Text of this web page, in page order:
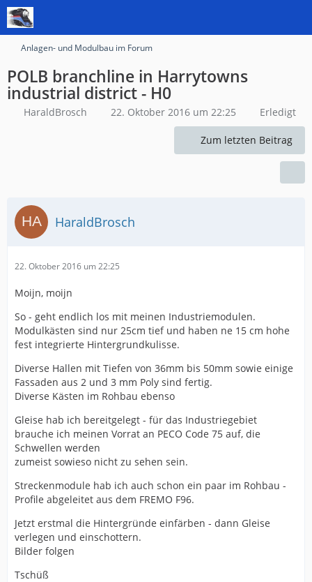
Anlagen- und Modulbau im Forum
POLB branchline in Harrytowns
industrial district - H0
HaraldBrosch 22. Oktober 2016 um 22:25 Erledigt
Zum letzten Beitrag
HaraldBrosch
22. Oktober 2016 um 22:25
Moijn, moijn
So - geht endlich los mit meinen Industriemodulen.
Modulkästen sind nur 25cm tief und haben ne 15 cm hohe
fest integrierte Hintergrundkulisse.
Diverse Hallen mit Tiefen von 36mm bis 50mm sowie einige
Fassaden aus 2 und 3 mm Poly sind fertig.
Diverse Kästen im Rohbau ebenso
Gleise hab ich bereitgelegt - für das Industriegebiet
brauche ich meinen Vorrat an PECO Code 75 auf, die
Schwellen werden
zumeist sowieso nicht zu sehen sein.
Streckenmodule hab ich auch schon ein paar im Rohbau -
Profile abgeleitet aus dem FREMO F96.
Jetzt erstmal die Hintergründe einfärben - dann Gleise
verlegen und einschottern.
Bilder folgen
Tschüß